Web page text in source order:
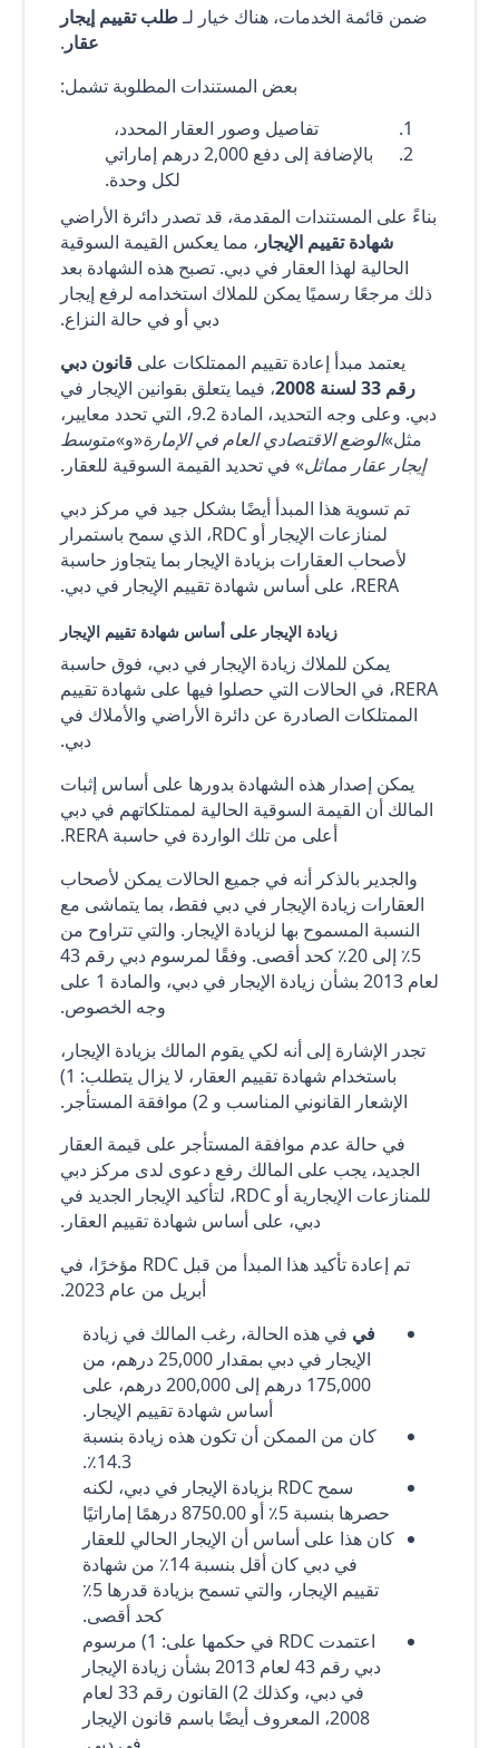
ضمن قائمة الخدمات، هناك خيار لـطلب تقييم إيجار
عقار .
بعض المستندات المطلوبة تشمل:
تفاصيل وصور العقار المحدد،
بالإضافة إلى دفع 2,000 درهم إماراتي
لكل وحدة.
بناءً على المستندات المقدمة، قد تصدر دائرة الأراضي
شهادة تقييم الإيجار، مما يعكس القيمة السوقية
الحالية لهذا العقار في دبي. تصبح هذه الشهادة بعد
ذلك مرجعًا رسميًا يمكن للملاك استخدامه لرفع إيجار
دبي أو في حالة النزاع.
يعتمد مبدأ إعادة تقييم الممتلكات علىقانون دبي
رقم 33 لسنة 2008
، فيما يتعلق بقوانين الإيجار في
دبي. وعلى وجه التحديد، المادة 9.2، التي تحدد معايير،
مثل»الوضع الاقتصادي العام في الإمارة«و»متوسط
إيجار عقار مماثل» في تحديد القيمة السوقية للعقار.
تم تسوية هذا المبدأ أيضًا بشكل جيد في مركز دبي
لمنازعات الإيجار أو RDC، الذي سمح باستمرار
لأصحاب العقارات بزيادة الإيجار بما يتجاوز حاسبة
RERA، على أساس شهادة تقييم الإيجار في دبي.
زيادة الإيجار على أساس شهادة تقييم الإيجار
يمكن للملاك زيادة الإيجار في دبي، فوق حاسبة
RERA، في الحالات التي حصلوا فيها على شهادة تقييم
الممتلكات الصادرة عن دائرة الأراضي والأملاك في
دبي.
يمكن إصدار هذه الشهادة بدورها على أساس إثبات
المالك أن القيمة السوقية الحالية لممتلكاتهم في دبي
أعلى من تلك الواردة في حاسبة RERA.
والجدير بالذكر أنه في جميع الحالات يمكن لأصحاب
العقارات زيادة الإيجار في دبي فقط، بما يتماشى مع
النسبة المسموح بها لزيادة الإيجار. والتي تتراوح من
5٪ إلى 20٪ كحد أقصى. وفقًا لمرسوم دبي رقم 43
لعام 2013 بشأن زيادة الإيجار في دبي، والمادة 1 على
وجه الخصوص.
تجدر الإشارة إلى أنه لكي يقوم المالك بزيادة الإيجار،
باستخدام شهادة تقييم العقار، لا يزال يتطلب: 1)
الإشعار القانوني المناسب و 2) موافقة المستأجر.
في حالة عدم موافقة المستأجر على قيمة العقار
الجديد، يجب على المالك رفع دعوى لدى مركز دبي
للمنازعات الإيجارية أو RDC، لتأكيد الإيجار الجديد في
دبي، على أساس شهادة تقييم العقار.
تم إعادة تأكيد هذا المبدأ من قبل RDC مؤخرًا، في
أبريل من عام 2023.
في في هذه الحالة، رغب المالك في زيادة
الإيجار في دبي بمقدار 25,000 درهم، من
175,000 درهم إلى 200,000 درهم، على
أساس شهادة تقييم الإيجار.
كان من الممكن أن تكون هذه زيادة بنسبة
14.3٪.
سمح RDC بزيادة الإيجار في دبي، لكنه
حصرها بنسبة 5٪ أو 8750.00 درهمًا إماراتيًا
كان هذا على أساس أن الإيجار الحالي للعقار
في دبي كان أقل بنسبة 14٪ من شهادة
تقييم الإيجار، والتي تسمح بزيادة قدرها 5٪
كحد أقصى.
اعتمدت RDC في حكمها على: 1) مرسوم
دبي رقم 43 لعام 2013 بشأن زيادة الإيجار
في دبي، وكذلك 2) القانون رقم 33 لعام
2008، المعروف أيضًا باسم قانون الإيجار